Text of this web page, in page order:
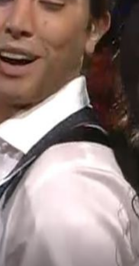
Cabello i Shawn Mendes
"MAMILI"
Nives
objavom s
ljetnom danu